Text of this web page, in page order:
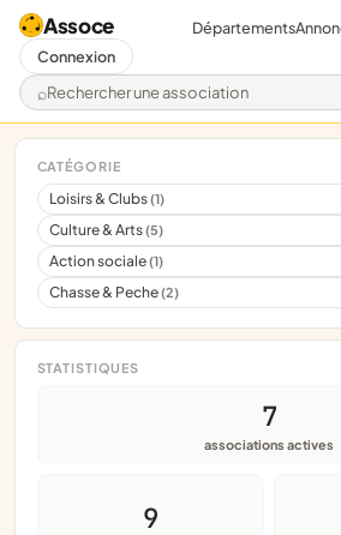
Assoce
Rechercher une association
Départements
Connexion
CATÉGORIE
Loisirs & Clubs(1)
Culture & Arts(5)
Action sociale(1)
Chasse & Peche(2)
STATISTIQUES
7
associations actives
9